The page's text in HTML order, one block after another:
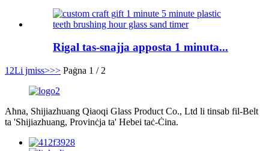
Rigal tas-snajja apposta 1 minuta...
1 2Li jmiss>>> Paġna 1 / 2
Aħna, Shijiazhuang Qiaoqi Glass Product Co., Ltd li tinsab fil-Belt
ta 'Shijiazhuang, Provinċja ta' Hebei taċ-Ċina.